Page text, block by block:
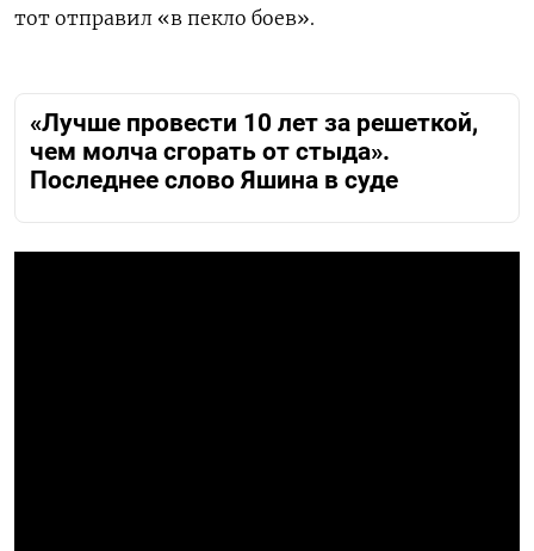
тот отправил «в пекло боев».
«Лучше провести 10 лет за решеткой,
чем молча сгорать от стыда».
Последнее слово Яшина в суде